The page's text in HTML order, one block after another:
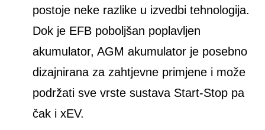
postoje neke razlike u izvedbi tehnologija.
Dok je EFB poboljšan poplavljen
akumulator, AGM akumulator je posebno
dizajnirana za zahtjevne primjene i može
podržati sve vrste sustava Start-Stop pa
čak i xEV.